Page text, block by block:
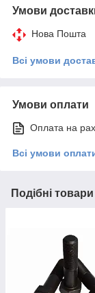
Умови
Нова Пошта
Всі умови
Умови оплати
Оплата на
Всі умови
Подібні